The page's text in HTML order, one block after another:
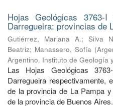
Hojas Geológicas
Darregueira: provincias de
Gutiérrez, Mariana A.; Silva
Beatriz; Manassero, Sofía (
Argentino. Instituto de Geología
Las Hojas Geológicas
Darregueira respectivamente,
de la provincia de La Pampa
de la provincia de Buenos